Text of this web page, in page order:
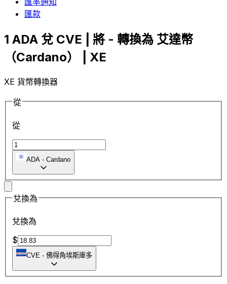
匯款
1 ADA 兌 CVE | 將 - 轉換為 艾達幣
（Cardano） | XE
XE 貨幣轉換器
從
從
ADA - Cardano
兌換為
兌換為
$
CVE - 佛得角埃斯庫多